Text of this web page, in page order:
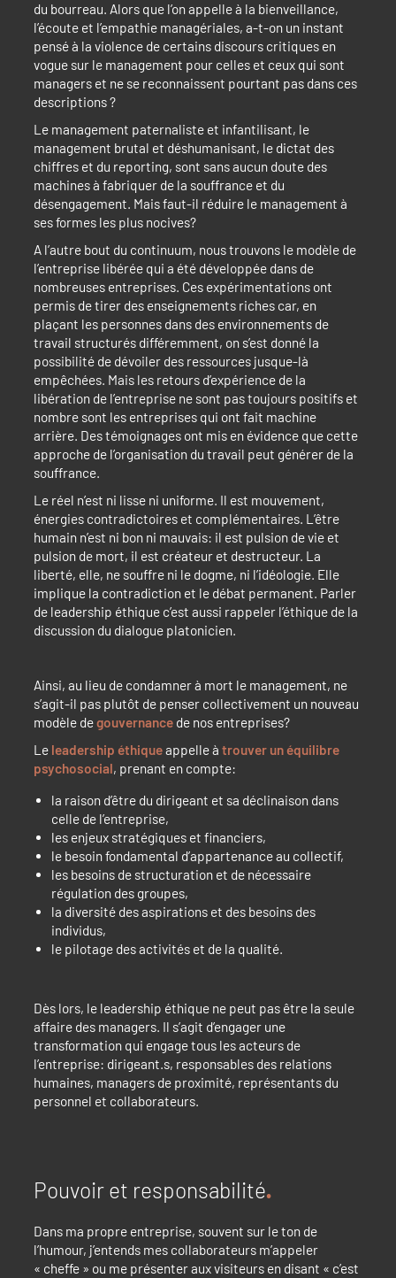
du bourreau. Alors que l’on appelle à la bienveillance,
l’écoute et l’empathie managériales, a-t-on un instant
pensé à la violence de certains discours critiques en
vogue sur le management pour celles et ceux qui sont
managers et ne se reconnaissent pourtant pas dans ces
descriptions ?
Le management paternaliste et infantilisant, le
management brutal et déshumanisant, le dictat des
chiffres et du reporting, sont sans aucun doute des
machines à fabriquer de la souffrance et du
désengagement. Mais faut-il réduire le management à
ses formes les plus nocives?
A l’autre bout du continuum, nous trouvons le modèle de
l’entreprise libérée qui a été développée dans de
nombreuses entreprises. Ces expérimentations ont
permis de tirer des enseignements riches car, en
plaçant les personnes dans des environnements de
travail structurés différemment, on s’est donné la
possibilité de dévoiler des ressources jusque-là
empêchées. Mais les retours d’expérience de la
libération de l’entreprise ne sont pas toujours positifs et
nombre sont les entreprises qui ont fait machine
arrière. Des témoignages ont mis en évidence que cette
approche de l’organisation du travail peut générer de la
souffrance.
Le réel n’est ni lisse ni uniforme. Il est mouvement,
énergies contradictoires et complémentaires. L’être
humain n’est ni bon ni mauvais: il est pulsion de vie et
pulsion de mort, il est créateur et destructeur. La
liberté, elle, ne souffre ni le dogme, ni l’idéologie. Elle
implique la contradiction et le débat permanent. Parler
de leadership éthique c’est aussi rappeler l’éthique de la
discussion du dialogue platonicien.
Ainsi, au lieu de condamner à mort le management, ne
s’agit-il pas plutôt de penser collectivement un nouveau
modèle degouvernancede nos entreprises?
Le leadership éthiqueappelle à trouver un équilibre
psychosocial, prenant en compte:
la raison d’être du dirigeant et sa déclinaison dans
celle de l’entreprise,
les enjeux stratégiques et financiers,
le besoin fondamental d’appartenance au collectif,
les besoins de structuration et de nécessaire
régulation des groupes,
la diversité des aspirations et des besoins des
individus,
le pilotage des activités et de la qualité.
Dès lors, le leadership éthique ne peut pas être la seule
affaire des managers. Il s’agit d’engager une
transformation qui engage tous les acteurs de
l’entreprise: dirigeant.s, responsables des relations
humaines, managers de proximité, représentants du
personnel et collaborateurs.
Pouvoir et responsabilité
Dans ma propre entreprise, souvent sur le ton de
l’humour, j’entends mes collaborateurs m’appeler
« cheffe » ou me présenter aux visiteurs en disant « c’est